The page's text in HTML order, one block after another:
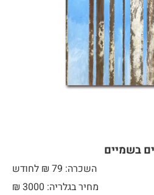
בשמיים
השכרה: 79 ₪ לחודש
מחיר בגלריה: 3000 ₪